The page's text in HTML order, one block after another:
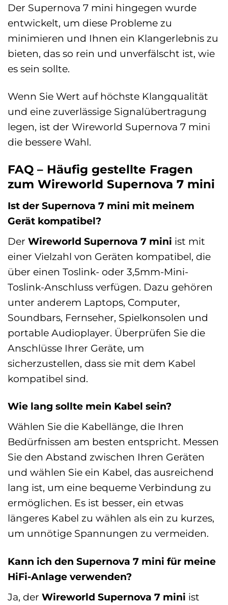
Der Supernova 7 mini hingegen wurde
entwickelt, um diese Probleme zu
minimieren und Ihnen ein Klangerlebnis zu
bieten, das so rein und unverfälscht ist, wie
es sein sollte.
Wenn Sie Wert auf höchste Klangqualität
und eine zuverlässige Signalübertragung
legen, ist der Wireworld Supernova 7 mini
die bessere Wahl.
FAQ – Häufig gestellte Fragen
zum Wireworld Supernova 7 mini
Ist der Supernova 7 mini mit meinem
Gerät kompatibel?
Der Wireworld Supernova 7 mini ist mit
einer Vielzahl von Geräten kompatibel, die
über einen Toslink- oder 3,5mm-Mini-
Toslink-Anschluss verfügen. Dazu gehören
unter anderem Laptops, Computer,
Soundbars, Fernseher, Spielkonsolen und
portable Audioplayer. Überprüfen Sie die
Anschlüsse Ihrer Geräte, um
sicherzustellen, dass sie mit dem Kabel
kompatibel sind.
Wie lang sollte mein Kabel sein?
Wählen Sie die Kabellänge, die Ihren
Bedürfnissen am besten entspricht. Messen
Sie den Abstand zwischen Ihren Geräten
und wählen Sie ein Kabel, das ausreichend
lang ist, um eine bequeme Verbindung zu
ermöglichen. Es ist besser, ein etwas
längeres Kabel zu wählen als ein zu kurzes,
um unnötige Spannungen zu vermeiden.
Kann ich den Supernova 7 mini für meine
HiFi-Anlage verwenden?
Ja, der Wireworld Supernova 7 mini ist